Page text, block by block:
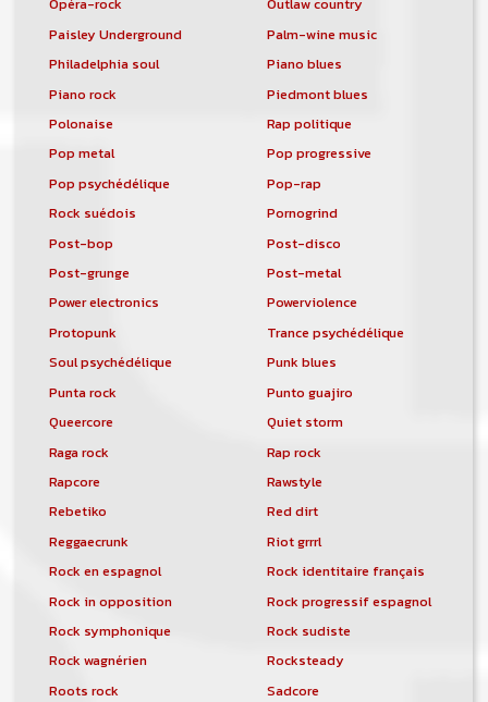
Opéra-rock
Outlaw country
Paisley Underground
Palm-wine music
Philadelphia soul
Piano blues
Piano rock
Piedmont blues
Polonaise
Rap politique
Pop metal
Pop progressive
Pop psychédélique
Pop-rap
Rock suédois
Pornogrind
Post-bop
Post-disco
Post-grunge
Post-metal
Power electronics
Powerviolence
Protopunk
Trance psychédélique
Soul psychédélique
Punk blues
Punta rock
Punto guajiro
Queercore
Quiet storm
Raga rock
Rap rock
Rapcore
Rawstyle
Rebetiko
Red dirt
Reggaecrunk
Riot grrrl
Rock en espagnol
Rock identitaire français
Rock in opposition
Rock progressif espagnol
Rock symphonique
Rock sudiste
Rock wagnérien
Rocksteady
Roots rock
Sadcore